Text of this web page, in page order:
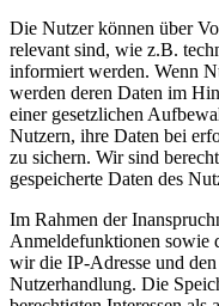
Die Nutzer können über
relevant sind, wie z.B.
informiert werden. Wenn
werden deren Daten im
einer gesetzlichen
Nutzern, ihre Daten bei
zu sichern. Wir sind
gespeicherte Daten des
Im Rahmen der
Anmeldefunktionen sowie
wir die IP-Adresse und
Nutzerhandlung. Die